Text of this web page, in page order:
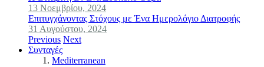
13 Νοεμβρίου, 2024
Επιτυγχάνοντας Στόχους με Ένα Ημερολόγιο Διατροφής
31 Αυγούστου, 2024
Previous Next
Συνταγές
Mediterranean